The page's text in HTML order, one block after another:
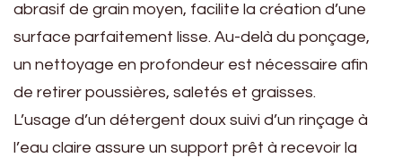
abrasif de grain moyen, facilite la création d’une
surface parfaitement lisse. Au-delà du ponçage,
un nettoyage en profondeur est nécessaire afin
de retirer poussières, saletés et graisses.
L’usage d’un détergent doux suivi d’un rinçage à
l’eau claire assure un support prêt à recevoir la